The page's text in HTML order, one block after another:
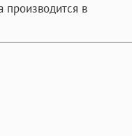
производится в